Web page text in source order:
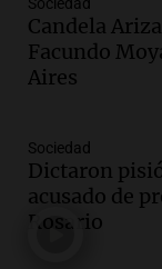
Proyecto
Noticias
Episodios
Yacanto
Ahora país
Episodios
Audio.
Sociedad
Candela
Facundo
Aires
Sociedad
Dictaron
acusado de
Rosario